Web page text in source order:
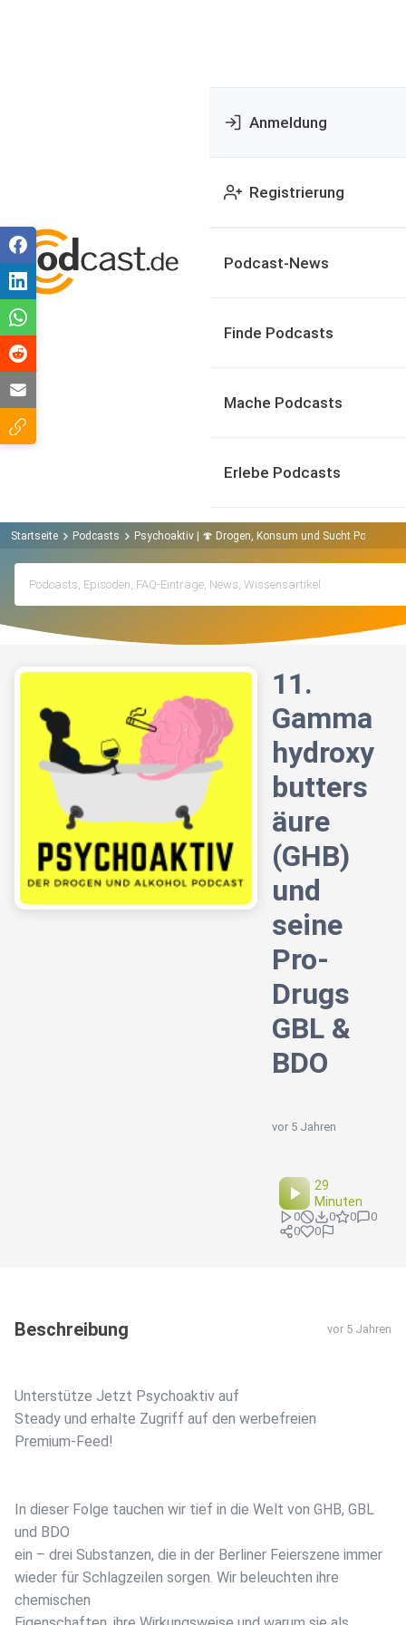
Anmeldung
Registrierung
Podcast-News
Finde Podcasts
Mache Podcasts
Erlebe Podcasts
Startseite Podcasts Psychoaktiv | 🍄 Drogen, Konsum und Sucht Podcast
11.
Gamma
hydroxy
butters
äure
(GHB)
und
seine
Pro-
Drugs
GBL &
BDO
vor 5 Jahren
29
Minuten
0 0 0
0
0
0
Beschreibung vor 5 Jahren
Unterstütze Jetzt Psychoaktiv auf
Steady und erhalte Zugriff auf den werbefreien
Premium-Feed!
In dieser Folge tauchen wir tief in die Welt von GHB, GBL
und BDO
ein – drei Substanzen, die in der Berliner Feierszene immer
wieder für Schlagzeilen sorgen. Wir beleuchten ihre
chemischen